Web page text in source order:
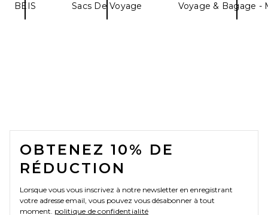
BEIS Sacs De Voyage Voyage & Bagage -
FOOTER
OBTENEZ 10% DE
RÉDUCTION
Lorsque vous vous inscrivez à notre newsletter en enregistrant
votre adresse email, vous pouvez vous désabonner à tout
moment. politique de confidentialité